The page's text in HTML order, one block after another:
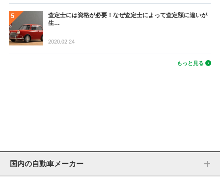
査定士には資格が必要！なぜ査定士によって査定額に違いが
生…
2020.02.24
もっと見る
国内の自動車メーカー